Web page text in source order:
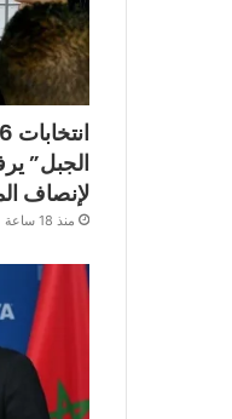
الجبل”
لإنصاف
منذ 18 ساعة